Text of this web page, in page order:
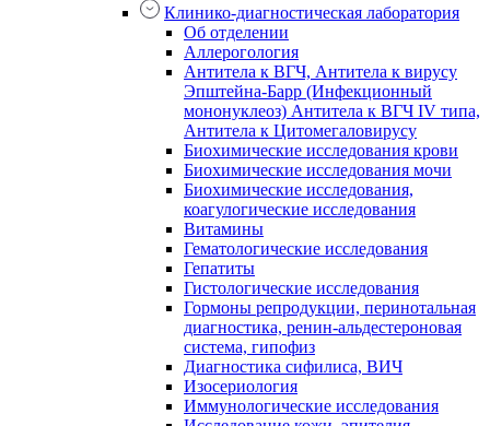
Клинико-диагностическая лаборатория
Об отделении
Аллерогология
Антитела к ВГЧ, Антитела к вирусу
Эпштейна-Барр (Инфекционный
мононуклеоз) Антитела к ВГЧ IV типа,
Антитела к Цитомегаловирусу
Биохимические исследования крови
Биохимические исследования мочи
Биохимические исследования,
коагулогические исследования
Витамины
Гематологические исследования
Гепатиты
Гистологические исследования
Гормоны репродукции, перинотальная
диагностика, ренин-альдестероновая
система, гипофиз
Диагностика сифилиса, ВИЧ
Изосериология
Иммунологические исследования